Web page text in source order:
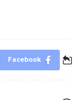
Facebook